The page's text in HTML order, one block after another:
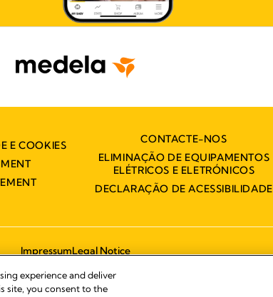
E COOKIES
CONTACTE-NOS
ELIMINAÇÃO DE EQUIPAMENTOS
ELÉTRICOS E ELETRÓNICOS
DECLARAÇÃO DE ACESSIBILIDADE
ImpressumLegal Notice
experience and deliver
site, you consent to the